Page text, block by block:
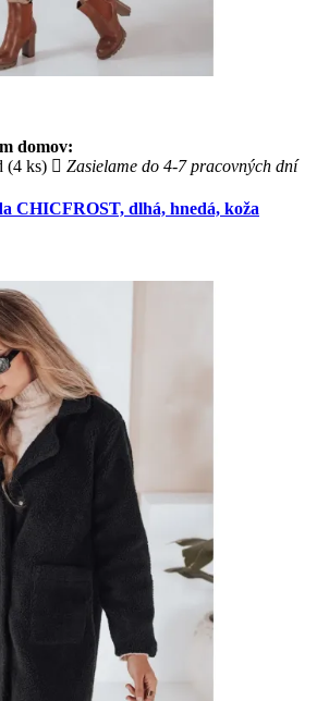
domov:
(4 ks)
Zasielame do 4-7 pracovných dní
CHICFROST, dlhá, hnedá, koža